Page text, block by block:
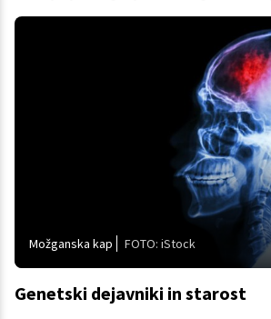
Možganska kap FOTO: iStock
Genetski dejavniki in starost